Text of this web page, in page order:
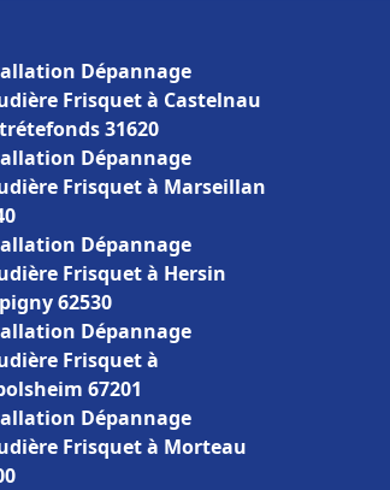
Dépannage
Frisquet à Castelnau
31620
Dépannage
Frisquet à Marseillan
Dépannage
Frisquet à Hersin
62530
Dépannage
Frisquet à
67201
Dépannage
Frisquet à Morteau